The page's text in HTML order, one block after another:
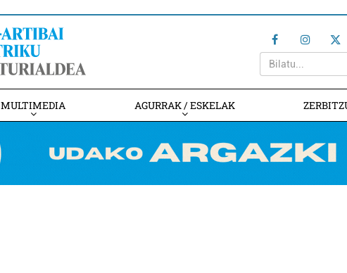
MULTIMEDIA AGURRAK / ESKELAK